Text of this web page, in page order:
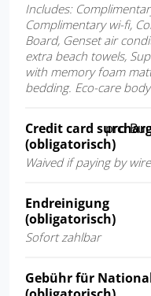
Includes:
Complimentary wi-fi,
Board, Genset air
extra beach towels,
with memory foam
bedding. Eco-care
Credit card
(obligatorisch)
Waived if paying by
pro
Endreinigung
(obligatorisch)
Sofort zahlbar
Gebühr für